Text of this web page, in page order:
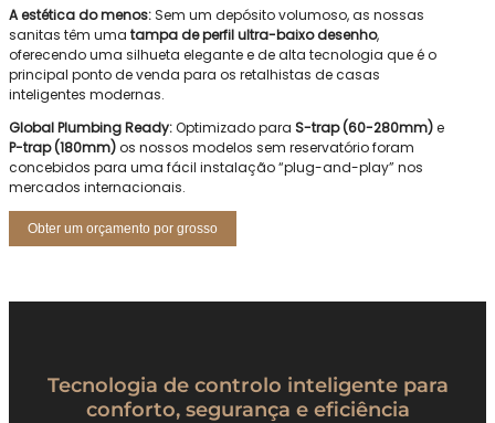
A estética do menos:Sem um depósito volumoso, as nossas
sanitas têm uma tampa de perfil ultra-baixo desenho,
oferecendo uma silhueta elegante e de alta tecnologia que é o
principal ponto de venda para os retalhistas de casas
inteligentes modernas.
Global Plumbing Ready:Optimizado para S-trap (60-280mm)e
P-trap (180mm)os nossos modelos sem reservatório foram
concebidos para uma fácil instalação “plug-and-play” nos
mercados internacionais.
Obter um orçamento por grosso
Tecnologia de controlo inteligente para
conforto, segurança e eficiência